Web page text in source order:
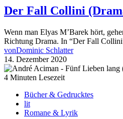
Der Fall Collini
Wenn man Elyas M’Barek hört,
Richtung Drama. In “Der Fall
vonDominic Schlatter
14. Dezember 2020
4 Minuten Lesezeit
Bücher & Gedrucktes
lit
Romane & Lyrik